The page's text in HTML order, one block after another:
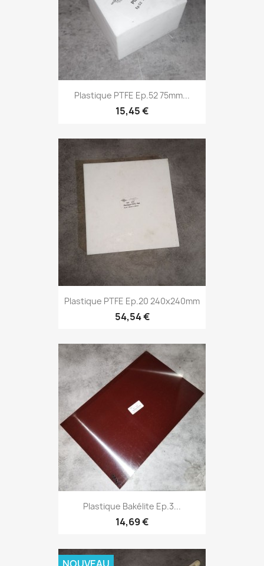
Plastique PTFE Ep.52 75mm...
15,45 €
Plastique PTFE Ep.20 240x240mm
54,54 €
Plastique Bakélite Ep.3...
14,69 €